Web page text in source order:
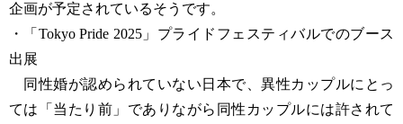
企画が予定されているそうです。
・「Tokyo Pride 2025」プライドフェスティバルでのブース
出展
同性婚が認められていない日本で、異性カップルにとっ
ては「当たり前」でありながら同性カップルには許されて